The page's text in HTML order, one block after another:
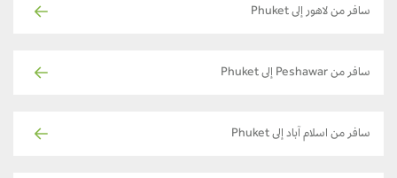
سافر من لاهور إلى Phuket
سافر من Peshawar إلى Phuket
سافر من اسلام آباد إلى Phuket